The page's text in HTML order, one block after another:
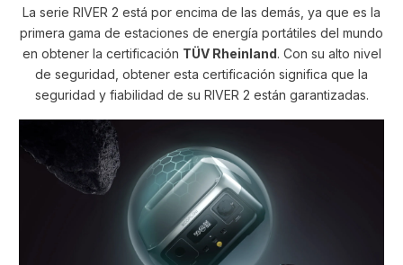
La serie RIVER 2 está por encima de las demás, ya que es la
primera gama de estaciones de energía portátiles del mundo
en obtener la certificación TÜV Rheinland. Con su alto nivel
de seguridad, obtener esta certificación significa que la
seguridad y fiabilidad de su RIVER 2 están garantizadas.